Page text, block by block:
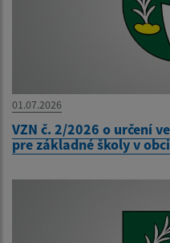
01.07.2026
VZN č. 2/2026 o určení
pre základné školy v